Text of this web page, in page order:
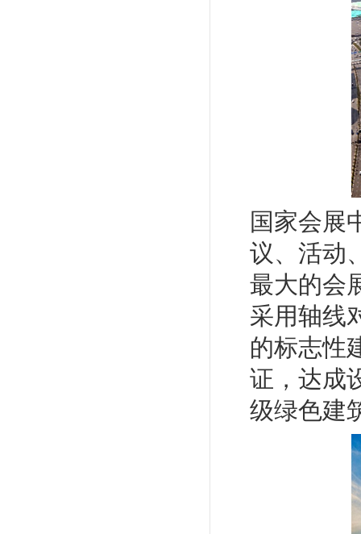
国家会展
议、活动
最大的会
采用轴线
的标志性
证，达成
级绿色建